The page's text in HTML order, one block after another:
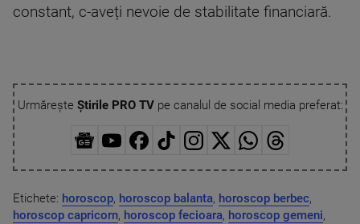
constant, c-aveți nevoie de stabilitate financiară.
Urmărește Știrile PRO TVpe canalul de social media preferat:
Etichete: horoscop, horoscop balanta, horoscop berbec,
horoscop capricorn, horoscop fecioara, horoscop gemeni,